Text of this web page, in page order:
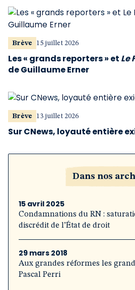
Brève 15 juillet 2026
Les « grands reporters » et Le
de Guillaume Erner
Brève 13 juillet 2026
Sur CNews, loyauté entière
Dans nos
15 avril 2025
Condamnations du RN :
discrédit de l’État de droit
29 mars 2018
Aux grandes réformes les
Pascal Perri